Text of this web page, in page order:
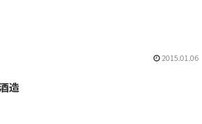
2015.01.06
造